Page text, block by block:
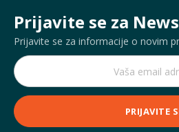
Prijavite se za
Prijavite se za informacije o novim
PRIJAVITE